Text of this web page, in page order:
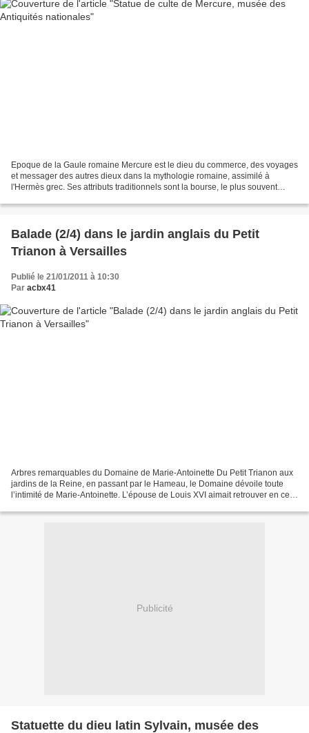
Epoque de la Gaule romaine Mercure est le dieu du commerce, des voyages
et messager des autres dieux dans la mythologie romaine, assimilé à
l'Hermès grec. Ses attributs traditionnels sont la bourse, le plus souvent
Balade (2/4) dans le jardin anglais du Petit
Trianon à Versailles
Publié le 21/01/2011 à 10:30
Par acbx41
Arbres remarquables du Domaine de Marie-Antoinette Du Petit Trianon aux
jardins de la Reine, en passant par le Hameau, le Domaine dévoile toute
l’intimité de Marie-Antoinette. L’épouse de Louis XVI aimait retrouver en ces
Publicité
Statuette du dieu latin Sylvain, musée des